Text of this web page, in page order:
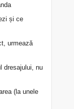
și ce
urmează
dresajului, nu
(la unele